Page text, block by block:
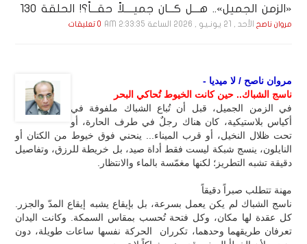
«الزمن الجميل».. هـــل كـــان جميــــلاً حقـــاً؟! الحلقة 130
مروان ناصح الأحد , 21 يـونـيـو , 2026 الساعة 2:33:35 AM 0 تعليقات
مروان ناصح / لا ميديا -
ناسج الشباك.. حين كانت الخيوط تُحاكي البحر
في الزمن الجميل، قبل أن تُباع الشباك ملفوفة في
أكياس بلاستيكية، كان هناك رجلٌ في طرف الحارة، أو
تحت ظلال النخيل، أو قرب الميناء... ينحني فوق خيوط من الكتان أو
النايلون، ينسج شبكة ليست فقط أداة صيد، بل خريطة للرزق، وتفاصيل
دقيقة تشبه التطريز؛ لكنها مغمّسة بالماء والانتظار.
مهنة تتطلب صبراً دقيقاً
ناسج الشباك لم يكن يعمل بسرعة، بل بإيقاع يشبه إيقاع المدّ والجزر.
كل عقدة لها مكان، وكل فتحة تُحسب بمقاس السمكة. وكانت اليدان
تعرفان طريقهما وحدهما، تكرران الحركة نفسها ساعات طويلة، دون